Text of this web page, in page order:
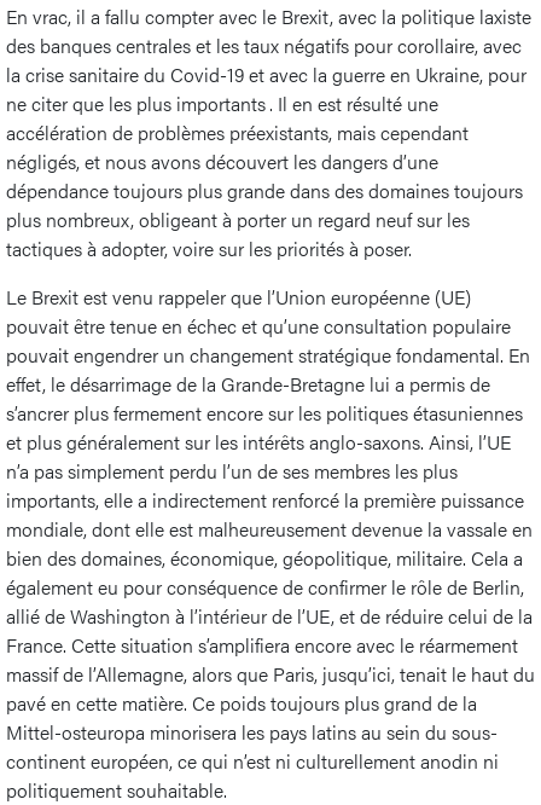
En vrac, il a fallu compter avec le Brexit, avec la politique laxiste
des banques centrales et les taux négatifs pour corollaire, avec
la crise sanitaire du Covid-19 et avec la guerre en Ukraine, pour
ne citer que les plus importants . Il en est résulté une
accélération de problèmes préexistants, mais cependant
négligés, et nous avons découvert les dangers d’une
dépendance toujours plus grande dans des domaines toujours
plus nombreux, obligeant à porter un regard neuf sur les
tactiques à adopter, voire sur les priorités à poser.
Le Brexit est venu rappeler que l’Union européenne (UE)
pouvait être tenue en échec et qu’une consultation populaire
pouvait engendrer un changement stratégique fondamental. En
effet, le désarrimage de la Grande-Bretagne lui a permis de
s’ancrer plus fermement encore sur les politiques étasuniennes
et plus généralement sur les intérêts anglo-saxons. Ainsi, l’UE
n’a pas simplement perdu l’un de ses membres les plus
importants, elle a indirectement renforcé la première puissance
mondiale, dont elle est malheureusement devenue la vassale en
bien des domaines, économique, géopolitique, militaire. Cela a
également eu pour conséquence de confirmer le rôle de Berlin,
allié de Washington à l’intérieur de l’UE, et de réduire celui de la
France. Cette situation s’amplifiera encore avec le réarmement
massif de l’Allemagne, alors que Paris, jusqu’ici, tenait le haut du
pavé en cette matière. Ce poids toujours plus grand de la
Mittel-osteuropa minorisera les pays latins au sein du sous-
continent européen, ce qui n’est ni culturellement anodin ni
politiquement souhaitable.